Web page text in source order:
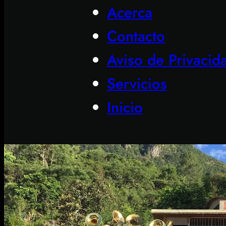
Acerca
Contacto
Aviso de
Servicios
Inicio